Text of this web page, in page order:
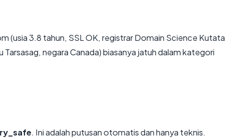
(usia 3.8 tahun, SSL OK, registrar Domain Science
negara Canada) biasanya jatuh dalam kategori
. Ini adalah putusan otomatis dan hanya teknis.